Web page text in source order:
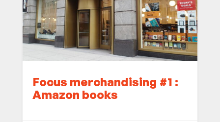
Focus merchandising #1 :
Amazon books